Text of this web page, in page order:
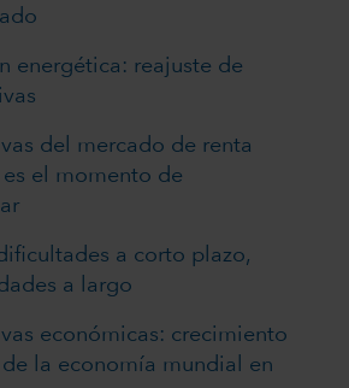
energética: reajuste de
del mercado de renta
el momento de
a corto plazo,
a largo
económicas: crecimiento
la economía mundial en